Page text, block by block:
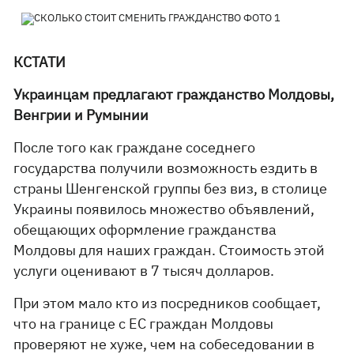
КСТАТИ
Украинцам предлагают гражданство Молдовы,
Венгрии и Румынии
После того как граждане соседнего
государства получили возможность ездить в
страны Шенгенской группы без виз, в столице
Украины появилось множество объявлений,
обещающих оформление гражданства
Молдовы для наших граждан. Стоимость этой
услуги оценивают в 7 тысяч долларов.
При этом мало кто из посредников сообщает,
что на границе с ЕС граждан Молдовы
проверяют не хуже, чем на собеседовании в